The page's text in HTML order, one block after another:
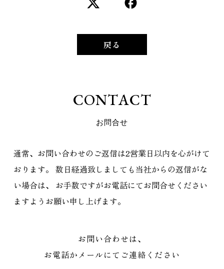
戻る
CONTACT
お問合せ
通常、お問い合わせのご返信は2営業日以内を心がけて
おります。 数日経過致しましても当社からの返信がな
い場合は、
お手数ですがお電話にてお問合せください
ますようお願い申し上げます。
お問い合わせは、
お電話かメールにてご連絡ください